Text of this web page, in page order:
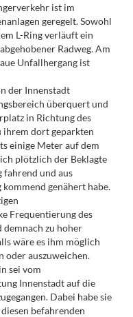
ist im
geregelt. Sowohl
L-Ring verläuft ein
Radweg. Am
Unfallhergang ist
der Innenstadt
überquert und
in Richtung des
ihrem dort geparkten
einige Meter auf dem
plötzlich der Beklagte
fahrend und aus
genähert habe.
Frequentierung des
demnach zu hoher
wäre es ihm möglich
oder auszuweichen.
sei vom
Innenstadt auf die
Dabei habe sie
befahrenden